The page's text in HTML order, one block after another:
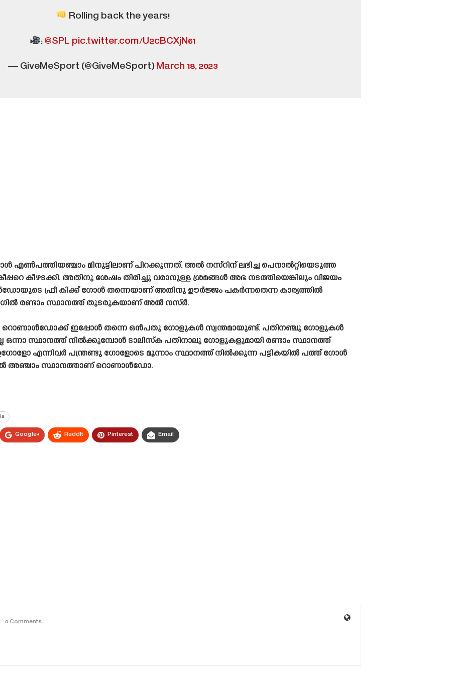
Rolling back the years!
:@SPL pic.twitter.com/U2cBCXjN61
— GiveMeSport (@GiveMeSport)March 18, 2023
എൺപത്തിയഞ്ചാം മിനുട്ടിലാണ് പിറക്കുന്നത്. അൽ നസ്റിന് ലഭിച്ച പെനാൽറ്റിയെടുത്ത
കീഴടക്കി. അതിനു ശേഷം തിരിച്ചു വരാനുള്ള ശ്രമങ്ങൾ അഭ നടത്തിയെങ്കിലും വിജയം
ഫ്രീ കിക്ക് ഗോൾ തന്നെയാണ് അതിനു ഊർജ്ജം പകർന്നതെന്ന കാര്യത്തിൽ
രണ്ടാം സ്ഥാനത്ത് തുടരുകയാണ് അൽ നസ്ർ.
റൊണാൾഡോക്ക് ഇപ്പോൾ തന്നെ ഒൻപതു ഗോളുകൾ സ്വന്തമായുണ്ട്. പതിനഞ്ചു ഗോളുകൾ
ഒന്നാ സ്ഥാനത്ത് നിൽക്കുമ്പോൾ ടാലിസ്‌ക പതിനാലു ഗോളുകളുമായി രണ്ടാം സ്ഥാനത്ത്
എന്നിവർ പന്ത്രണ്ടു ഗോളോടെ മൂന്നാം സ്ഥാനത്ത് നിൽക്കുന്ന പട്ടികയിൽ പത്ത് ഗോൾ
അഞ്ചാം സ്ഥാനത്താണ് റൊണാൾഡോ.
Google+ ReddIt Pinterest Email
0 Comments